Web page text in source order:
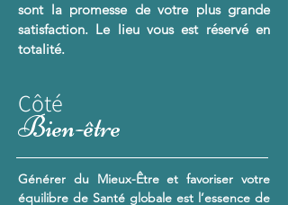
sont la promesse de votre plus grande
satisfaction. Le lieu vous est réservé en
totalité.
Côté
Bien-être
Générer du Mieux-Être et favoriser votre
équilibre de Santé globale est l’essence de